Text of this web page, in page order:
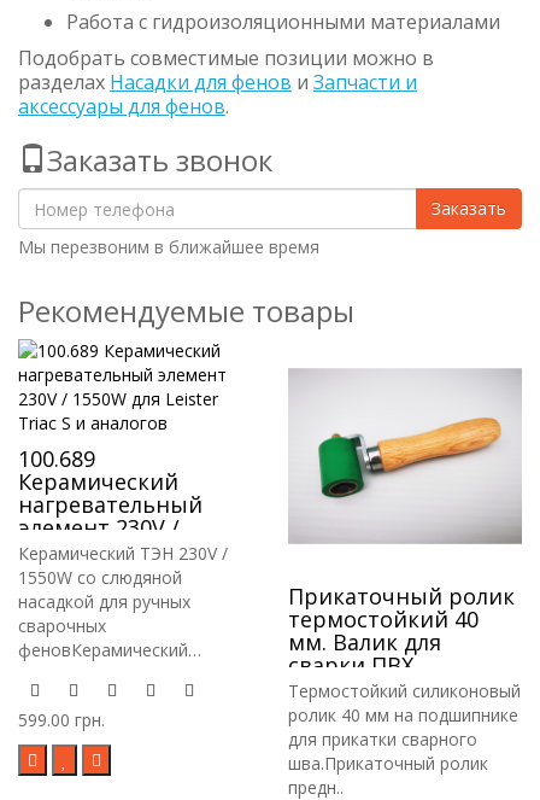
Работа с гидроизоляционными материалами
Подобрать совместимые позиции можно в
разделах Насадки для фенов и Запчасти и
аксессуары для фенов.
Заказать звонок
Заказать
Мы перезвоним в ближайшее время
Рекомендуемые товары
100.689
Керамический
нагревательный
элемент 230V /
1550W для Leister
Triac S и аналогов
Керамический ТЭН 230V /
1550W со слюдяной
насадкой для ручных
сварочных
феновКерамический
599.00 грн.
Прикаточный ролик
термостойкий 40
мм. Валик для
сварки ПВХ
мембраны, Лайнера,
Тента
Термостойкий силиконовый
ролик 40 мм на подшипнике
для прикатки сварного
шва.Прикаточный ролик
предн..